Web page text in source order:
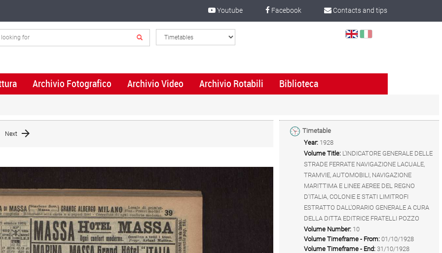
Contacts and tips
Facebook
Youtube
Select
Archivio Fotografico Archivio Video Archivio Rotabili Biblioteca
Next
Timetable
Year: 1928
Volume Title: L'INDICATORE GENERALE DELLE
STRADE FERRATE NAVIGAZIONE LACUALE,
TRAMVIE, AUTOMOBILI, NAVIGAZIONE
MARITTIMA E LINEE AEREE DEL REGNO
D'ITALIA, COLONIE E STATI LIMITROFI
ESTRATTO DALL'ORARIO GENERALE A CURA
DELLA DITTA EDITRICE FRATELLI POZZO
Volume Number: 10
Volume Timeframe - From: 01/10/1928
Volume Timeframe - End: 31/10/1928